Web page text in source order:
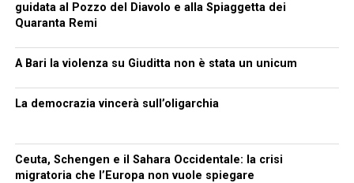
guidata al Pozzo del Diavolo e alla Spiaggetta dei
Quaranta Remi
A Bari la violenza su Giuditta non è stata un unicum
La democrazia vincerà sull’oligarchia
Ceuta, Schengen e il Sahara Occidentale: la crisi
migratoria che l’Europa non vuole spiegare